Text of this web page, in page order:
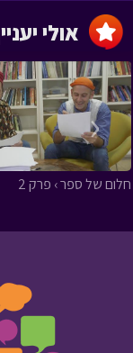
חלום של ספר › פרק 2
‹